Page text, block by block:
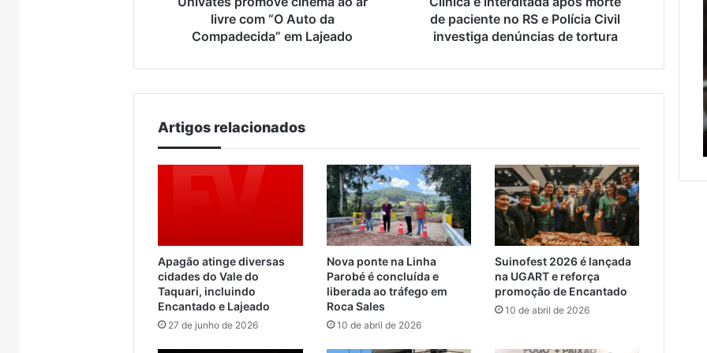
Compadecida”livre com “O Auto da
Compadecida” em Lajeado
Políciade paciente no RS e Polícia Civil
investiga denúncias de tortura
Artigos relacionados
Apagão atinge diversas
cidades do Vale do
Taquari, incluindo
Encantado e Lajeado
27 de junho de 2026
Nova ponte na Linha
Parobé é concluída e
liberada ao tráfego em
Roca Sales
10 de abril de 2026
Suinofest 2026 é lançada
na UGART e reforça
promoção de Encantado
10 de abril de 2026
1200 profissionais do
trade turístico
de
veículos
chineses
que
já
compras
externas
Brasil
7 de agosto de 2026
entre
Roca
Sales
Muçum
manutenção